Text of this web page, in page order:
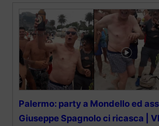
Palermo: party a Mondello ed
Giuseppe Spagnolo ci ricasca |